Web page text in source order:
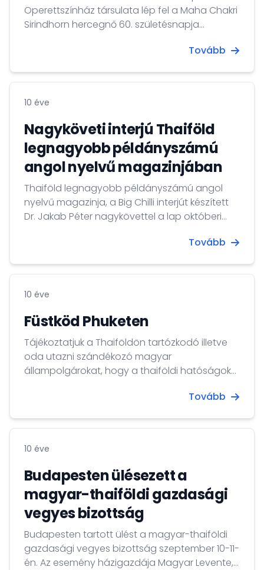
Operettszínház társulata lép fel a Maha Chakri
Sirindhorn hercegnő 60. születésnapja
koncerten a Thaiföldi Kulturális Központban
a társulat délkelet-ázsiai turnéjának egyik
szólistával, balett-táncosokkal és 40 fős
zenekarral lépnek fel a thai és nemzetközi
közönség előtt.
Tovább
10 éve
Nagyköveti interjú Thaiföld
legnagyobb példányszámú
angol nyelvű magazinjában
Thaiföld legnagyobb példányszámú angol
nyelvű magazinja, a Big Chilli interjút készített
Dr. Jakab Péter nagykövettel a lap októberi
Tovább
10 éve
Füstköd Phuketen
Tájékoztatjuk a Thaiföldön tartózkodó illetve
oda utazni szándékozó magyar
állampolgárokat, hogy a thaiföldi hatóságok
erdőégetések miatt Phuketen és környékén a
elkövetkezendő napokban további romlásra
határértéket is meghaladhatja.
Tovább
10 éve
Budapesten ülésezett a
magyar-thaiföldi gazdasági
vegyes bizottság
Budapesten tartott ülést a magyar-thaiföldi
gazdasági vegyes bizottság szeptember 10-11-
én. Az esemény házigazdája Magyar Levente,